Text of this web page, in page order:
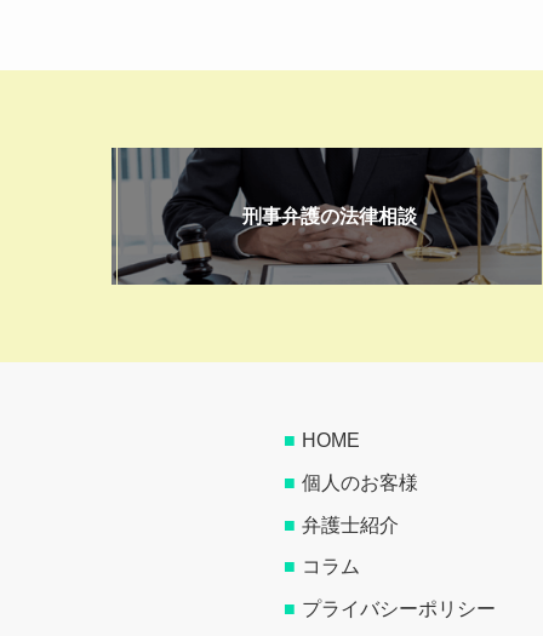
刑事弁護の法律相談
HOME
個人のお客様
弁護士紹介
コラム
プライバシーポリシー